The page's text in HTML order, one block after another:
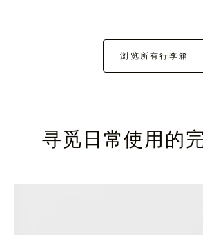
浏览所有行李箱
寻觅日常使用的